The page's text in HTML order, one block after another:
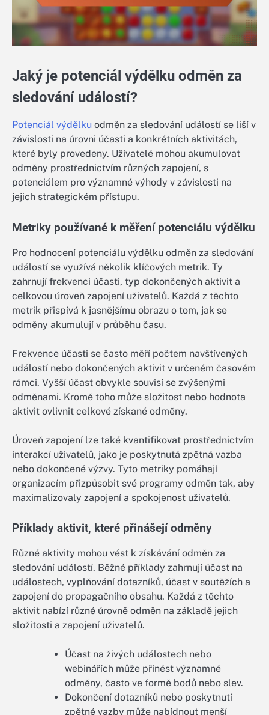
Jaký je potenciál výdělku odměn za
sledování událostí?
Potenciál výdělku odměn za sledování událostí se liší v
závislosti na úrovni účasti a konkrétních aktivitách,
které byly provedeny. Uživatelé mohou akumulovat
odměny prostřednictvím různých zapojení, s
potenciálem pro významné výhody v závislosti na
jejich strategickém přístupu.
Metriky používané k měření potenciálu výdělku
Pro hodnocení potenciálu výdělku odměn za sledování
událostí se využívá několik klíčových metrik. Ty
zahrnují frekvenci účasti, typ dokončených aktivit a
celkovou úroveň zapojení uživatelů. Každá z těchto
metrik přispívá k jasnějšímu obrazu o tom, jak se
odměny akumulují v průběhu času.
Frekvence účasti se často měří počtem navštívených
událostí nebo dokončených aktivit v určeném časovém
rámci. Vyšší účast obvykle souvisí se zvýšenými
odměnami. Kromě toho může složitost nebo hodnota
aktivit ovlivnit celkové získané odměny.
Úroveň zapojení lze také kvantifikovat prostřednictvím
interakcí uživatelů, jako je poskytnutá zpětná vazba
nebo dokončené výzvy. Tyto metriky pomáhají
organizacím přizpůsobit své programy odměn tak, aby
maximalizovaly zapojení a spokojenost uživatelů.
Příklady aktivit, které přinášejí odměny
Různé aktivity mohou vést k získávání odměn za
sledování událostí. Běžné příklady zahrnují účast na
událostech, vyplňování dotazníků, účast v soutěžích a
zapojení do propagačního obsahu. Každá z těchto
aktivit nabízí různé úrovně odměn na základě jejich
složitosti a zapojení uživatelů.
Účast na živých událostech nebo
webinářích může přinést významné
odměny, často ve formě bodů nebo slev.
Dokončení dotazníků nebo poskytnutí
zpětné vazby může nabídnout menší